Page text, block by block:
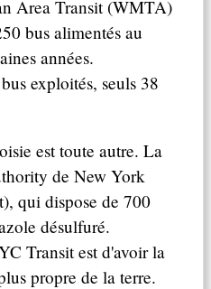
Area Transit (WMTA)
bus alimentés au
années.
exploités, seuls 38
est toute autre. La
de New York
qui dispose de 700
désulfuré.
Transit est d'avoir la
propre de la terre.